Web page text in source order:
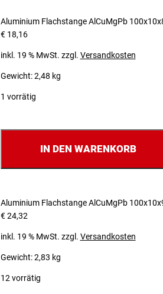
Aluminium Flachstange AlCuMgPb
€18,16
inkl. 19 % MwSt. zzgl. Versandkosten
Gewicht: 2,48 kg
1 vorrätig
IN DEN WARENKORB
Aluminium Flachstange AlCuMgPb
€24,32
inkl. 19 % MwSt. zzgl. Versandkosten
Gewicht: 2,83 kg
12 vorrätig